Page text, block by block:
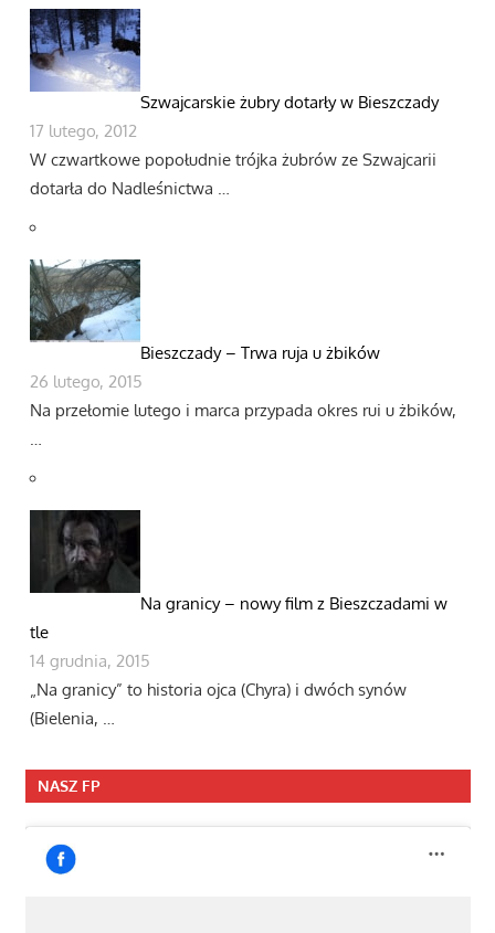
Szwajcarskie żubry dotarły w Bieszczady
17 lutego, 2012
W czwartkowe popołudnie trójka żubrów ze Szwajcarii
dotarła do Nadleśnictwa …
Bieszczady – Trwa ruja u żbików
26 lutego, 2015
Na przełomie lutego i marca przypada okres rui u żbików,
…
Na granicy – nowy film z Bieszczadami w
tle
14 grudnia, 2015
„Na granicy” to historia ojca (Chyra) i dwóch synów
(Bielenia, …
NASZ FP